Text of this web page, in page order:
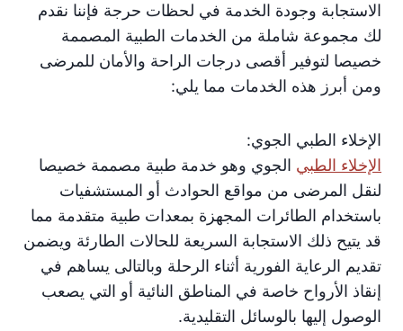
الاستجابة وجودة الخدمة في لحظات حرجة فإننا نقدم
لك مجموعة شاملة من الخدمات الطبية المصممة
خصيصا لتوفير أقصى درجات الراحة والأمان للمرضى
ومن أبرز هذه الخدمات مما يلي:
الإخلاء الطبي الجوي:
الإخلاء الطبي الجوي وهو خدمة طبية مصممة خصيصا
لنقل المرضى من مواقع الحوادث أو المستشفيات
باستخدام الطائرات المجهزة بمعدات طبية متقدمة مما
قد يتيح ذلك الاستجابة السريعة للحالات الطارئة ويضمن
تقديم الرعاية الفورية أثناء الرحلة وبالتالى يساهم في
إنقاذ الأرواح خاصة في المناطق النائية أو التي يصعب
الوصول إليها بالوسائل التقليدية.